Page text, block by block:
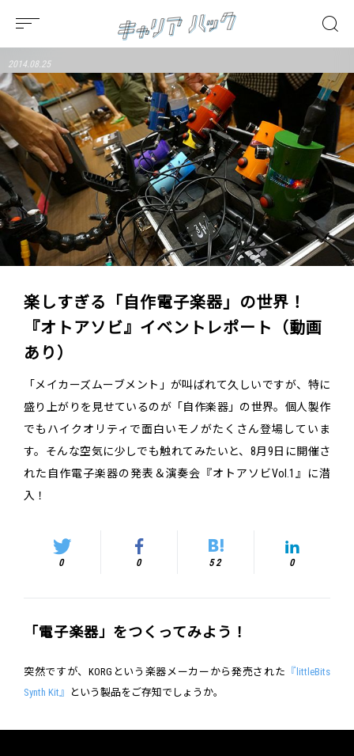
2014.08.25
楽しすぎる「自作電子楽器」の世界！
『オトアソビ』イベントレポート（動画
あり）
「メイカーズムーブメント」が叫ばれて久しいですが、特に
盛り上がりを見せているのが「自作楽器」の世界。個人製作
でもハイクオリティで面白いモノがたくさん登場していま
す。そんな空気に少しでも触れてみたいと、8月9日に開催さ
れた自作電子楽器の発表＆演奏会『オトアソビVol.1』に潜
入！
0 0 52 0
「電子楽器」をつくってみよう！
突然ですが、KORGという楽器メーカーから発売された 『littleBits
Synth Kit』
という製品をご存知でしょうか。